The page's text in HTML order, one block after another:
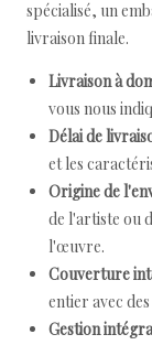
spécialisé, un
livraison finale.
Livraison à
vous nous
Délai de
et les
Origine de
de l'artiste ou
l'œuvre.
Couverture
entier avec
Gestion